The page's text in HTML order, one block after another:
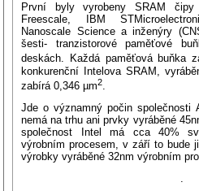
První byly vyrobeny SRAM
Freescale, IBM
Nanoscale Science a inženýry
šesti- tranzistorové paměťové
deskách. Každá paměťová buňka
konkurenční Intelova SRAM,
zabírá 0,346 µm2
Jde o významný počin společnosti
nemá na trhu ani prvky vyráběné
společnost Intel má cca 40%
výrobním procesem, v září to bude
výrobky vyráběné 32nm výrobním